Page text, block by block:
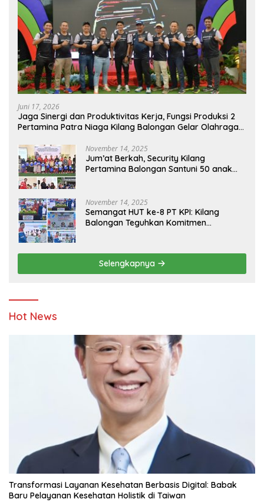
Juni 17, 2026
Jaga Sinergi dan Produktivitas Kerja, Fungsi Produksi 2
Pertamina Patra Niaga Kilang Balongan Gelar Olahraga
November 14, 2025
Jum’at Berkah, Security Kilang
Pertamina Balongan Santuni 50 anak
November 14, 2025
Semangat HUT ke-8 PT KPI: Kilang
Balongan Teguhkan Komitmen
Pendidikan
Selengkapnya
Hot News
Transformasi Layanan Kesehatan Berbasis Digital: Babak
Baru Pelayanan Kesehatan Holistik di Taiwan